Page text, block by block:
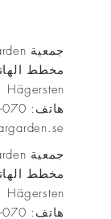
جمعية Midsommargården
Hägersten
هاتف: 070-555555،
جمعية Midsommargården
Hägersten
هاتف: 070-555555،